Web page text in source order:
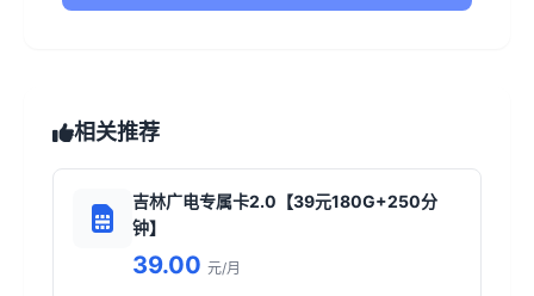
相关推荐
吉林广电专属卡2.0【39元180G+250分
钟】
39.00 元/月